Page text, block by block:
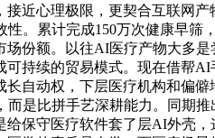
近心理极限，更契合互联网
。累计完成150万次健康早
份额。以往AI医疗产物大多
持续的贸易模式。现在借帮
自动权，下层医疗机构和偏
是比拼手艺深耕能力。同期
保守医疗软件套了层AI外壳